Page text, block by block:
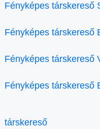
Fényképes társkereső
Fényképes társkereső
Fényképes társkereső
Fényképes társkereső
társkereső